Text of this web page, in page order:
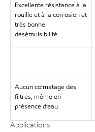
Excellente résistance à la
rouille et à la corrosion et
très bonne
désémulsibilité.
Aucun colmatage des
filtres, même en
présence d’eau
Applications